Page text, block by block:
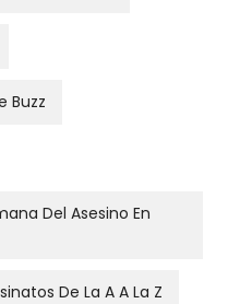
Buzz
Del Asesino En
De La A A La Z